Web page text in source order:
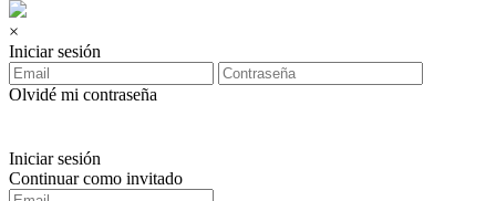
×
Iniciar sesión
Olvidé mi contraseña
Iniciar sesión
Continuar como invitado